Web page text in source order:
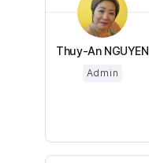
Thuy-An NGUYEN
Admin